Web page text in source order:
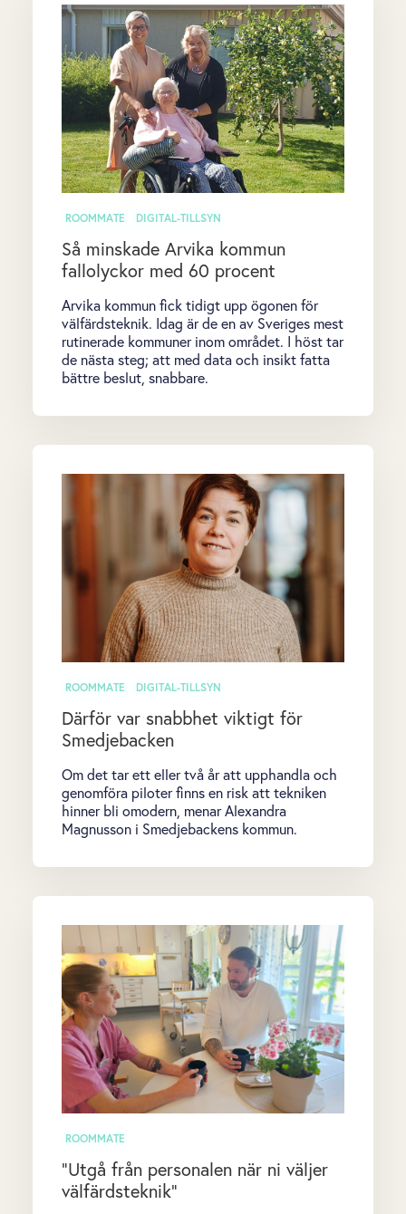
ROOMMATE DIGITAL-TILLSYN
Så minskade Arvika kommun
fallolyckor med 60 procent
Arvika kommun fick tidigt upp ögonen för
välfärdsteknik. Idag är de en av Sveriges mest
rutinerade kommuner inom området. I höst tar
de nästa steg; att med data och insikt fatta
bättre beslut, snabbare.
ROOMMATE DIGITAL-TILLSYN
Därför var snabbhet viktigt för
Smedjebacken
Om det tar ett eller två år att upphandla och
genomföra piloter finns en risk att tekniken
hinner bli omodern, menar Alexandra
Magnusson i Smedjebackens kommun.
ROOMMATE
”Utgå från personalen när ni väljer
välfärdsteknik”